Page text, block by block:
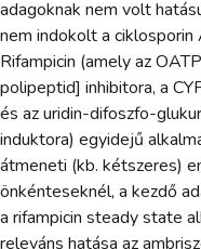
adagoknak nem volt
nem indokolt a ciklosporin
Rifampicin (amely az
polipeptid] inhibitora, a
és az uridin-difoszfo-
induktora) egyidejű
átmeneti (kb. kétszeres)
önkénteseknél, a kezdő
a rifampicin steady state
releváns hatása az